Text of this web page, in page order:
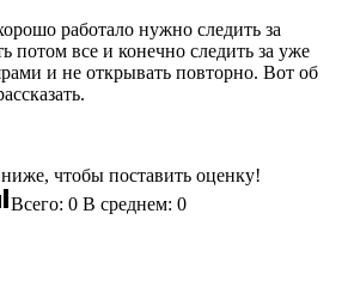
работало нужно следить за
потом все и конечно следить за уже
и не открывать повторно. Вот об
чтобы поставить оценку!
Всего: 0В среднем: 0